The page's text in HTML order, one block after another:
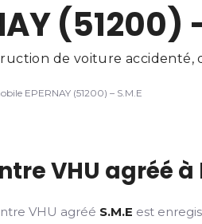
(51200)
de voiture
EPERNAY (51200) – S.M.E
VHU agréé à
VHU agréé S.M.E est